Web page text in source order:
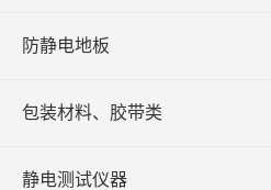
防静电地板
包装材料、胶带类
静电测试仪器